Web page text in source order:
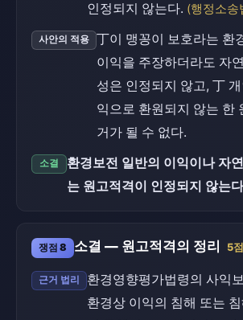
인정되지 않는다. (행정소송
사안의 적용
丁이 맹꽁이 보호라는 환
이익을 주장하더라도 자
성은 인정되지 않고, 丁
익으로 환원되지 않는 한
거가 될 수 없다.
소결
환경보전 일반의 이익이나 자
는 원고적격이 인정되지 않는
쟁점 8 소결 — 원고적격의 정리 5점
근거 법리
환경영향평가법령의 사익
환경상 이익의 침해 또는